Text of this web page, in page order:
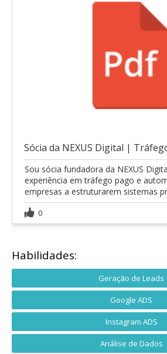
Sou sócia fundadora da NEXUS
experiência em tráfego pago e
empresas a estruturarem sistemas
0
Habilidades:
Geração de Leads
Google ADS
Instagram ADS
Análise de Dados